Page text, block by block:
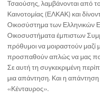
Τσαούσης, λαμβάνονται από
Καινοτομίας (ΕΛΚΑΚ) και
Οικοσύστημα των Ελληνικών
Οικοσυστήματα έμπιστων
πρόθυμοι να μοιραστούν μαζί
προσπαθούν απλώς να μας
Σε αυτή τη συγκεκριμένη
μια απάντηση. Και η
«Κένταυρος».